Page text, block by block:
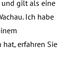
und gilt als eine
Ich habe
hat, erfahren Sie